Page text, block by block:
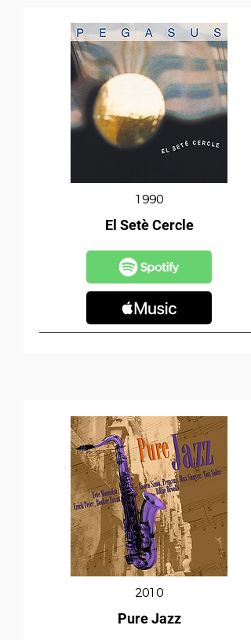
1990
El Setè Cercle
2010
Pure Jazz